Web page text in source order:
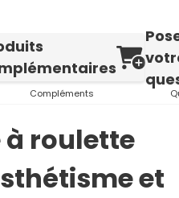
Compléments
à roulette
et